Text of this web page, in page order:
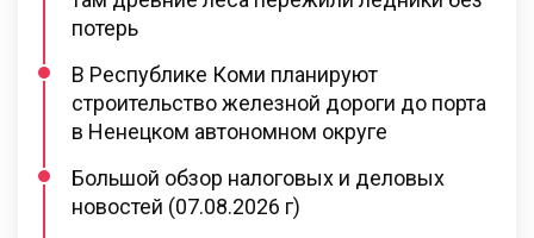
потерь
В Республике Коми планируют
строительство железной дороги до порта
в Ненецком автономном округе
Большой обзор налоговых и деловых
новостей (07.08.2026 г)